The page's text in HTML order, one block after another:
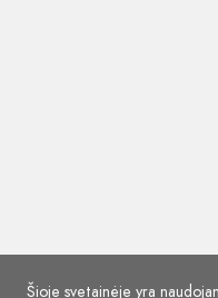
Šioje svetainėje yra